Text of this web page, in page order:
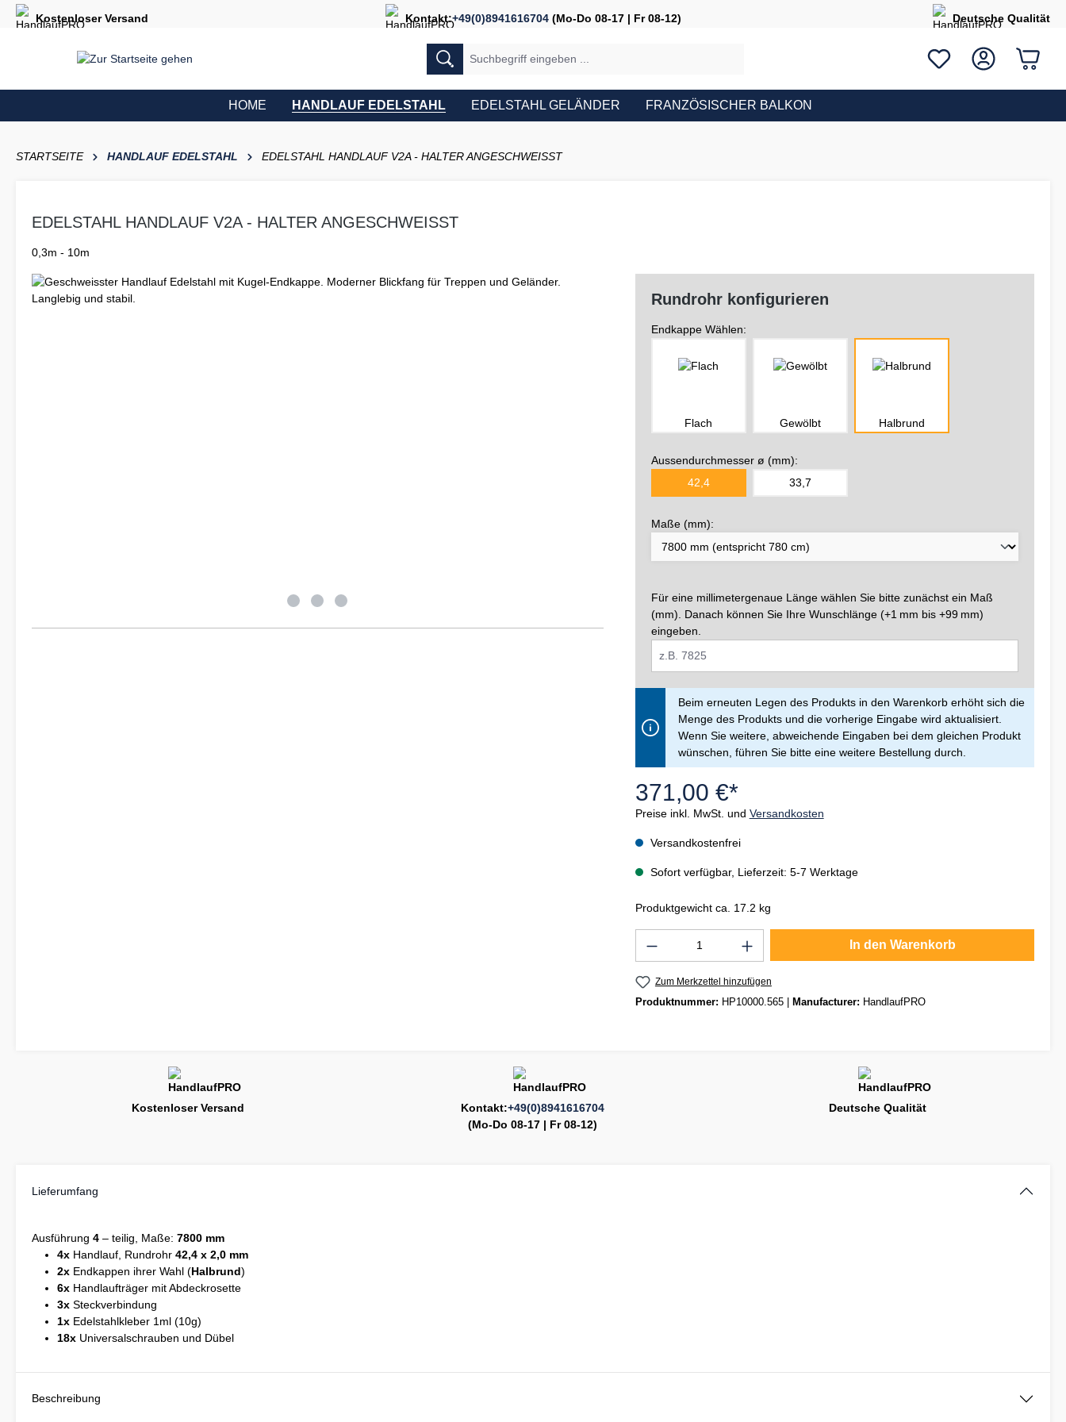
springen Zur Hauptnavigation springen
Kostenloser Versand Kontakt:+49(0)8941616704(Mo-Do 08-17 | Fr 08-12) Deutsche Qualität
HOME HANDLAUF EDELSTAHL EDELSTAHL GELÄNDER FRANZÖSISCHER BALKON
STARTSEITE HANDLAUF EDELSTAHL EDELSTAHL HANDLAUF V2A - HALTER ANGESCHWEISST
EDELSTAHL HANDLAUF V2A - HALTER ANGESCHWEISST
0,3m - 10m
Rundrohr konfigurieren
Endkappe Wählen:
Flach Gewölbt Halbrund
Aussendurchmesser ø (mm):
42,4
33,7
Maße (mm):
Für eine millimetergenaue Länge wählen Sie bitte zunächst ein Maß
(mm). Danach können Sie Ihre Wunschlänge (+1 mm bis +99 mm)
eingeben.
Beim erneuten Legen des Produkts in den Warenkorb erhöht sich die
Menge des Produkts und die vorherige Eingabe wird aktualisiert.
Wenn Sie weitere, abweichende Eingaben bei dem gleichen Produkt
wünschen, führen Sie bitte eine weitere Bestellung durch.
371,00 €*
Preise inkl. MwSt. und Versandkosten
Versandkostenfrei
Sofort verfügbar, Lieferzeit: 5-7 Werktage
Produktgewicht ca. 17.2 kg
Produkt Anzahl: Gib den gewünschten Wert ein
In den Warenkorb
Zum Merkzettel hinzufügen
Produktnummer: HP10000.565 Manufacturer: HandlaufPRO
Kostenloser Versand Kontakt:+49(0)8941616704
(Mo-Do 08-17 | Fr 08-12)
Deutsche Qualität
Lieferumfang
Ausführung 4 – teilig, Maße: 7800 mm
4x Handlauf, Rundrohr 42,4 x 2,0 mm
2x Endkappen ihrer Wahl (Halbrund)
6x Handlaufträger mit Abdeckrosette
3x Steckverbindung
1x Edelstahlkleber 1ml (10g)
18x Universalschrauben und Dübel
Beschreibung